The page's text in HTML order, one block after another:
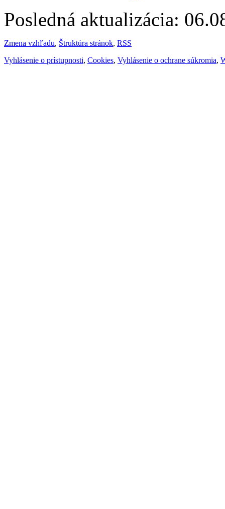
Posledná aktualizácia:
Zmena vzhľadu, Štruktúra stránok, RSS
Vyhlásenie o prístupnosti, Cookies, Vyhlásenie o ochrane súkromia,